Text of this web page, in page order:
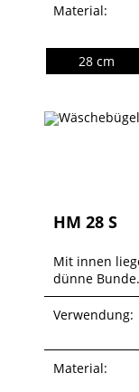
Material:
28 cm
HM 28 S
Mit innen
dünne Bunde.
Verwendung:
Material: